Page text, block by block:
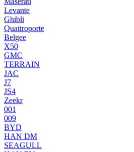
Levante
Ghibli
Quattroporte
Belgee
X50
GMC
TERRAIN
JAC
J7
JS4
Zeekr
001
009
BYD
HAN DM
SEAGULL